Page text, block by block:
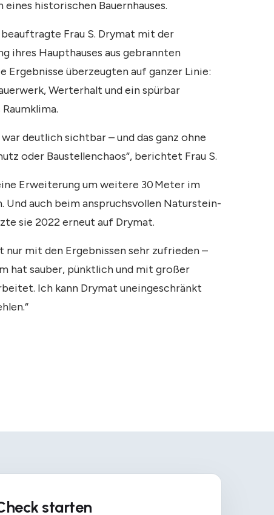
eines historischen Bauernhauses.
beauftragte Frau S. Drymat mit der
ihres Haupthauses aus gebrannten
Ergebnisse überzeugten auf ganzer Linie:
Werterhalt und ein spürbar
war deutlich sichtbar – und das ganz ohne
oder Baustellenchaos“, berichtet Frau S.
Erweiterung um weitere 30 Meter im
Und auch beim anspruchsvollen Naturstein-
sie 2022 erneut auf Drymat.
nur mit den Ergebnissen sehr zufrieden –
hat sauber, pünktlich und mit großer
Ich kann Drymat uneingeschränkt
starten